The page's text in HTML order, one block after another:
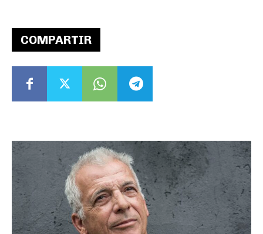
COMPARTIR